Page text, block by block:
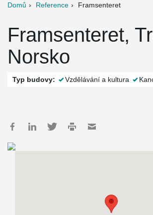
Domů Reference Framsenteret
Framsenteret,
Norsko
Typ budovy: Vzdělávání a kultura